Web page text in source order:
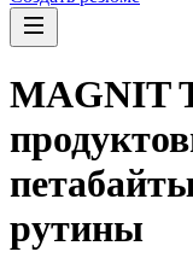
MAGNIT
рутины